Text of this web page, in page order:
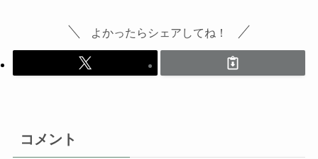
よかったらシェアしてね！
コメント